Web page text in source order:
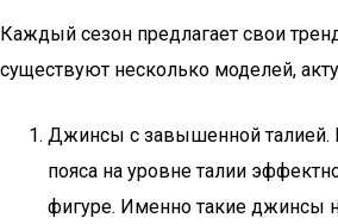
Каждый сезон предлагает свои
существуют несколько моделей,
Джинсы с завышенной талией.
пояса на уровне талии
фигуре. Именно такие джинсы